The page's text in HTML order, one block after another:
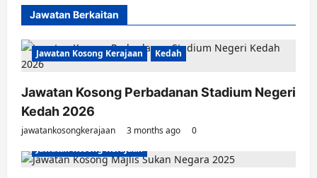
Jawatan Berkaitan
Jawatan Kosong Kerajaan Kedah
Jawatan Kosong Perbadanan Stadium Negeri
Kedah 2026
jawatankosongkerajaan 3 months ago
0
Jawatan Kosong Kerajaan